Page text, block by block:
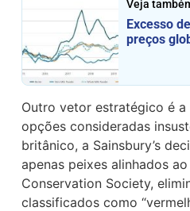
Veja
Excesso
preços
Outro vetor estratégico é
opções consideradas
britânico, a Sainsbury’s
apenas peixes alinhados
Conservation Society,
classificados como